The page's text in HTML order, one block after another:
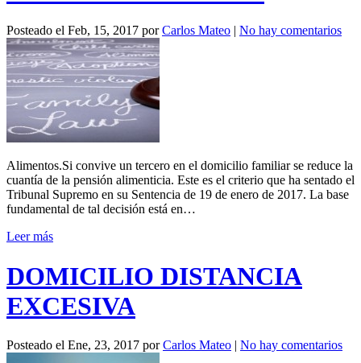
Posteado el Feb, 15, 2017 porCarlos Mateo | No hay comentarios
Alimentos.Si convive un tercero en el domicilio familiar se reduce la
cuantía de la pensión alimenticia. Este es el criterio que ha sentado el
Tribunal Supremo en su Sentencia de 19 de enero de 2017. La base
fundamental de tal decisión está en…
Leer más
DOMICILIO DISTANCIA
EXCESIVA
Posteado el Ene, 23, 2017 porCarlos Mateo | No hay comentarios